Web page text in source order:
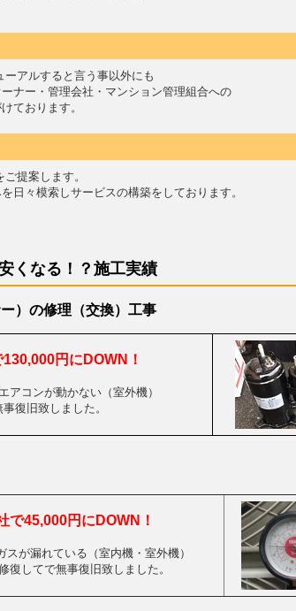
アルすると言う事以外にも
ナー・管理会社・マンション管理組合への
ております。
提案します。
日々模索しサービスの構築をしております。
くなる！？施工実績
）の修理（交換）工事
130,000円にDOWN！
コンが動かない（室外機）
復旧致しました。
45,000円にDOWN！
が漏れている（室内機・室外機）
復してで無事復旧致しました。